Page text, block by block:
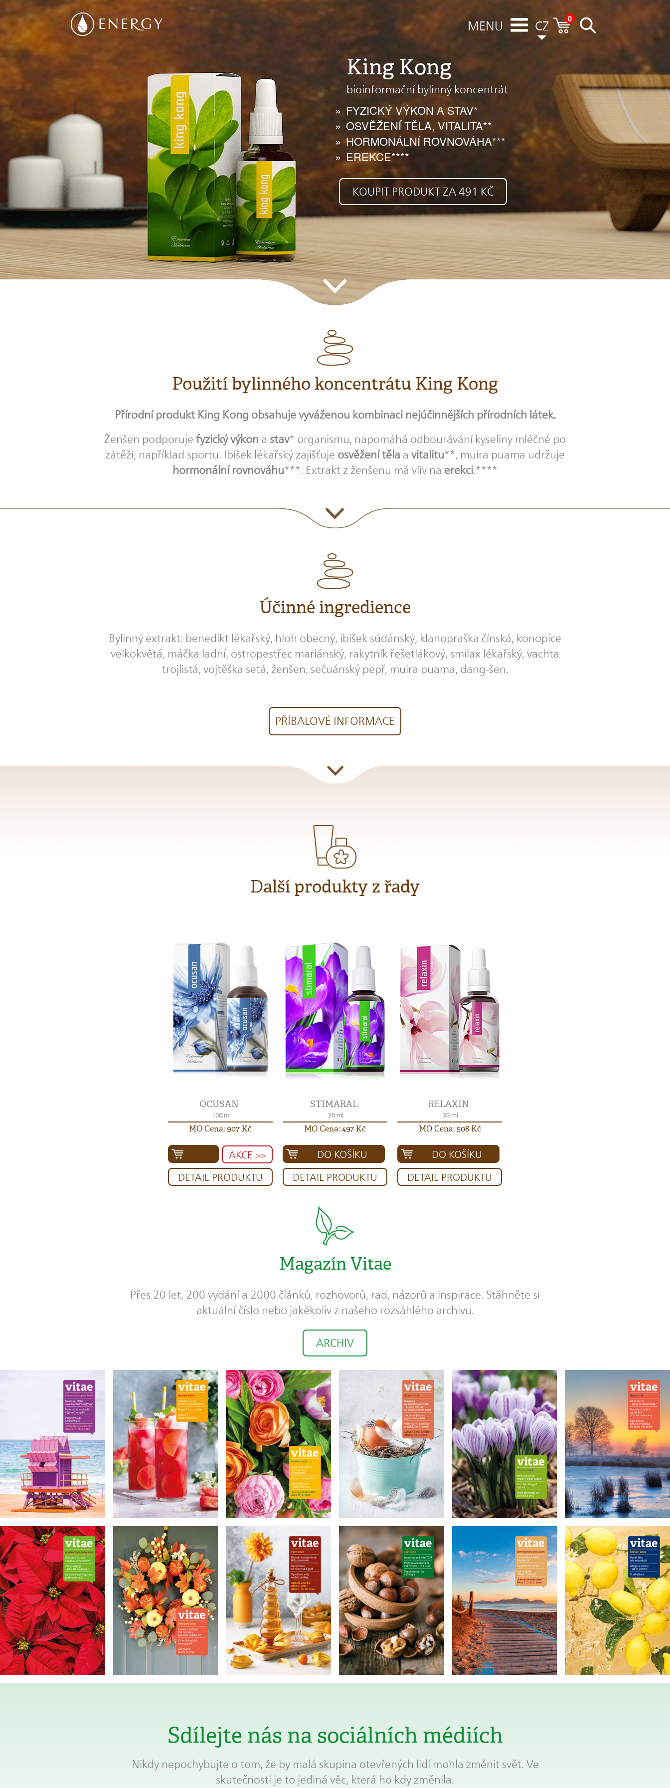
MENU CZ
0
King Kong
bioinformační bylinný koncentrát
FYZICKÝ VÝKON A STAV*
OSVĚŽENÍ TĚLA, VITALITA**
HORMONÁLNÍ ROVNOVÁHA***
EREKCE****
KOUPIT PRODUKT ZA 491 KČ
Použití bylinného koncentrátu King Kong
Přírodní produkt King Kong obsahuje vyváženou kombinaci nejúčinnějších přírodních látek.
Ženšen podporuje fyzický výkon a stav* organismu, napomáhá odbourávání kyseliny mléčné po
zátěži, například sportu. Ibišek lékařský zajišťuje osvěžení těla a vitalitu**, muira puama udržuje
hormonální rovnováhu***. Extrakt z ženšenu má vliv na erekci.****
Účinné ingredience
Bylinný extrakt: benedikt lékařský, hloh obecný, ibišek súdánský, klanopraška čínská, konopice
velkokvětá, máčka ladní, ostropestřec mariánský, rakytník řešetlákový, smilax lékařský, vachta
trojlistá, vojtěška setá, ženšen, sečuánský pepř, muira puama, dang-šen.
PŘÍBALOVÉ INFORMACE
Další produkty z řady
OCUSAN
100 ml
MO Cena: 907 Kč
AKCE >>
DETAIL PRODUKTU
STIMARAL
30 ml
MO Cena: 497 Kč
DO KOŠÍKU
DETAIL PRODUKTU
RELAXIN
30 ml
MO Cena: 508 Kč
DO KOŠÍKU
DETAIL PRODUKTU
Magazín Vitae
Přes 20 let, 200 vydání a 2000 článků, rozhovorů, rad, názorů a inspirace. Stáhněte si
aktuální číslo nebo jakékoliv z našeho rozsáhlého archivu.
ARCHIV
Sdílejte nás na sociálních médiích
Nikdy nepochybujte o tom, že by malá skupina otevřených lidí mohla změnit svět. Ve
skutečnosti je to jediná věc, která ho kdy změnila.